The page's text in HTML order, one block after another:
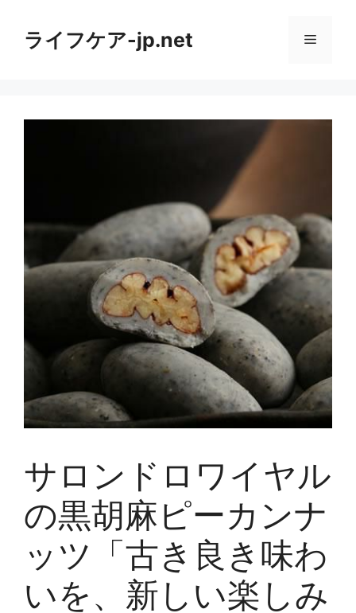
ライフケア-jp.net メ
サロンドロワイヤル
の黒胡麻ピーカンナ
ッツ「古き良き味わ
いを、新しい楽しみ